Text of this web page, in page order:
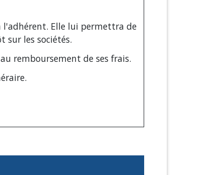
Elle lui permettra de
les sociétés.
remboursement de ses frais.